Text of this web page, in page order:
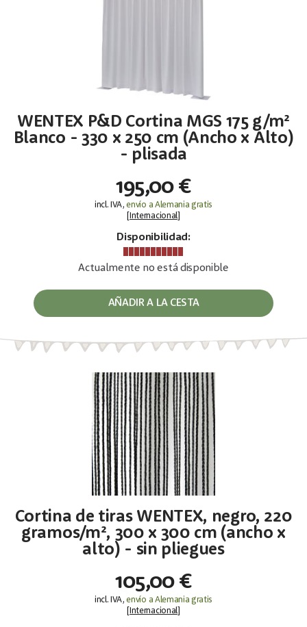
WENTEX P&D Cortina MGS 175 g/m²
Blanco - 330 x 250 cm (Ancho x Alto)
- plisada
195,00 €
incl. IVA,envío a Alemania gratis
Internacional]
Disponibilidad:
Actualmente no está disponible
AÑADIR A LA CESTA
Cortina de tiras WENTEX, negro, 220
gramos/m², 300 x 300 cm (ancho x
alto) - sin pliegues
105,00 €
incl. IVA,envío a Alemania gratis
Internacional]